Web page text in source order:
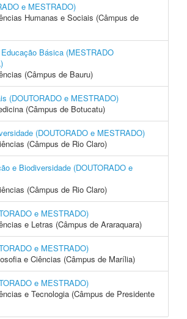
e MESTRADO)
Humanas e Sociais (Câmpus de
Básica (MESTRADO
(Câmpus de Bauru)
(DOUTORADO e MESTRADO)
(Câmpus de Botucatu)
(DOUTORADO e MESTRADO)
(Câmpus de Rio Claro)
e Biodiversidade (DOUTORADO e
(Câmpus de Rio Claro)
e MESTRADO)
e Letras (Câmpus de Araraquara)
e MESTRADO)
e Ciências (Câmpus de Marília)
e MESTRADO)
e Tecnologia (Câmpus de Presidente